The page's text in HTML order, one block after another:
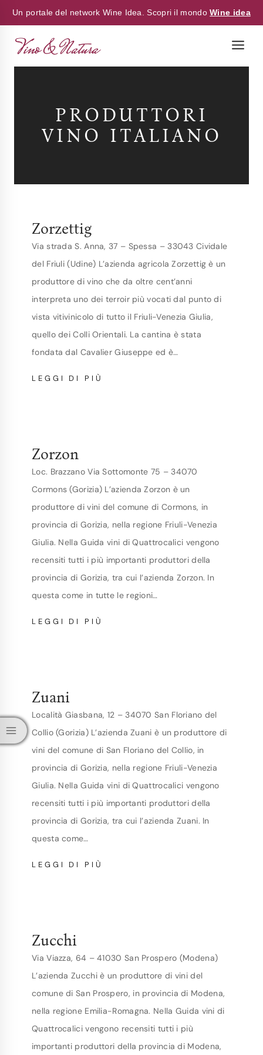
Un portale del network Wine Idea. Scopri il mondoWine idea
content
PRODUTTORI
VINO ITALIANO
Zorzettig
Via strada S. Anna, 37 – Spessa – 33043 Cividale
del Friuli (Udine) L’azienda agricola Zorzettig è un
produttore di vino che da oltre cent’anni
interpreta uno dei terroir più vocati dal punto di
vista vitivinicolo di tutto il Friuli-Venezia Giulia,
quello dei Colli Orientali. La cantina è stata
fondata dal Cavalier Giuseppe ed è…
LEGGI DI PIÙ
Zorzon
Loc. Brazzano Via Sottomonte 75 – 34070
Cormons (Gorizia) L’azienda Zorzon è un
produttore di vini del comune di Cormons, in
provincia di Gorizia, nella regione Friuli-Venezia
Giulia. Nella Guida vini di Quattrocalici vengono
recensiti tutti i più importanti produttori della
provincia di Gorizia, tra cui l’azienda Zorzon. In
questa come in tutte le regioni…
LEGGI DI PIÙ
Zuani
Località Giasbana, 12 – 34070 San Floriano del
Collio (Gorizia) L’azienda Zuani è un produttore di
vini del comune di San Floriano del Collio, in
provincia di Gorizia, nella regione Friuli-Venezia
Giulia. Nella Guida vini di Quattrocalici vengono
recensiti tutti i più importanti produttori della
provincia di Gorizia, tra cui l’azienda Zuani. In
questa come…
LEGGI DI PIÙ
Zucchi
Via Viazza, 64 – 41030 San Prospero (Modena)
L’azienda Zucchi è un produttore di vini del
comune di San Prospero, in provincia di Modena,
nella regione Emilia-Romagna. Nella Guida vini di
Quattrocalici vengono recensiti tutti i più
importanti produttori della provincia di Modena,